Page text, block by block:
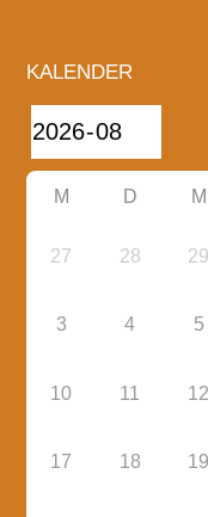
KALENDER
M D M
27 28 29
3 4 5
10 11 12
17 18 19